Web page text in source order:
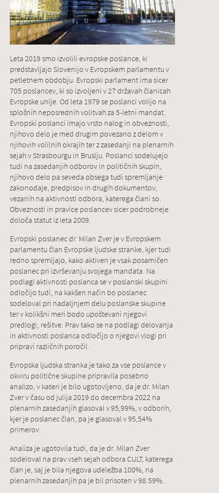
Leta 2019 smo izvolili evropske poslance, ki
predstavljajo Slovenijo v Evropskem parlamentu v
petletnem obdobju. Evropski parlament ima sicer
705 poslancev, ki so izvoljeni v 27 državah članicah
Evropske unije. Od leta 1979 se poslanci volijo na
splošnih neposrednih volitvah za 5-letni mandat.
Evropski poslanci imajo vrsto nalog in obveznosti,
njihovo delo je med drugim povezano z delom v
njihovih volilnih okrajih ter z zasedanji na plenarnih
sejah v Strasbourgu in Bruslju. Poslanci sodelujejo
tudi na zasedanjih odborov in političnih skupin,
njihovo delo pa seveda obsega tudi spremljanje
zakonodaje, predpisov in drugih dokumentov,
vezanih na aktivnosti odbora, katerega člani so.
Obveznosti in pravice poslancev sicer podrobneje
določa statut iz leta 2009.
Evropski poslanec dr. Milan Zver je v Evropskem
parlamentu član Evropske ljudske stranke, kjer tudi
redno spremljajo, kako aktiven je vsak posamičen
poslanec pri izvrševanju svojega mandata. Na
podlagi aktivnosti poslanca se v poslanski skupini
odločijo tudi, na kakšen način bo poslanec
sodeloval pri nadaljnjem delu poslanske skupine
ter v kolikšni meri bodo upoštevani njegovi
predlogi, rešitve. Prav tako se na podlagi delovanja
in aktivnosti poslanca odločijo o njegovi vlogi pri
pripravi različnih poročil.
Evropska ljudska stranka je tako za vse poslance v
okviru politične skupine pripravila posebno
analizo, v kateri je bilo ugotovljeno, da je dr. Milan
Zver v času od julija 2019 do decembra 2022 na
plenarnih zasedanjih glasoval v 95,99%, v odborih,
kjer je poslanec član, pa je glasoval v 95,54%
primerov.
Analiza je ugotovila tudi, da je dr. Milan Zver
sodeloval na prav vseh sejah odbora CULT, katerega
član je, saj je bila njegova udeležba 100%, na
plenarnih zasedanjih pa je bil prisoten v 98.59%.